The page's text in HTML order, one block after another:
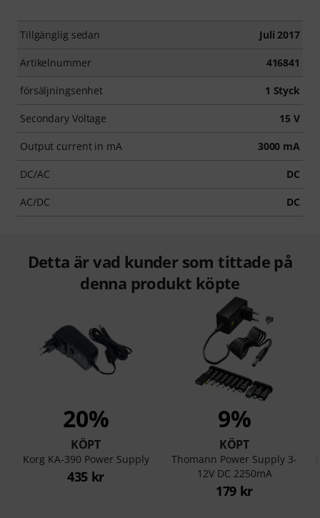
Tillgänglig sedan Juli 2017
Artikelnummer 416841
försäljningsenhet 1 Styck
Secondary Voltage 15 V
Output current in mA 3000 mA
DC/AC DC
AC/DC DC
Detta är vad kunder som tittade på
denna produkt köpte
20%
KÖPT
Korg KA-390 Power Supply
435 kr
9%
KÖPT
Thomann Power Supply 3-
12V DC 2250mA
179 kr